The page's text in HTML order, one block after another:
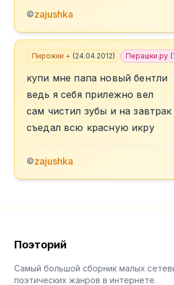
©zajushka
Пирожки + (24.04.2012) Перашки.ру (
купи мне папа новый бентли
ведь я себя прилежно вел
сам чистил зубы и на завтрак
съедал всю красную икру
©zajushka
Поэторий
Самый большой сборник малых
поэтических жанров в интернете.